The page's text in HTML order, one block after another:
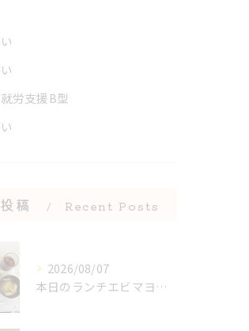
労支援B型
稿 Recent Posts
2026/08/07
本日のランチエビマヨ＆エビのアヒージョ